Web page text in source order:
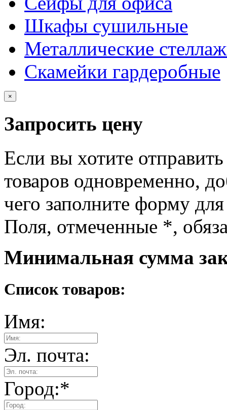
Шкафы сушильные
Металлические
Скамейки гардеробные
×
Запросить цену
Если вы хотите
товаров одновременно,
чего заполните форму
Поля, отмеченные *,
Минимальная сумма
Список товаров:
Имя:
Эл. почта:
Город:*